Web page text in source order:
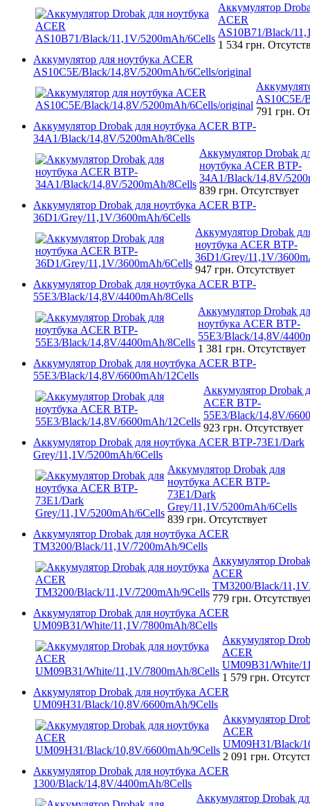
Аккумулятор
ACER
AS10B71/Black/
1 534 грн.
Аккумулятор для ноутбука ACER
AS10C5E/Black/14,8V/5200mAh/6Cells/original
AS10C5E/
791 грн.
Аккумулятор Drobak для ноутбука ACER BTP-
34A1/Black/14,8V/5200mAh/8Cells
Аккумулятор Drobak
ноутбука ACER BTP-
34A1/Black/14,8V/
839 грн. Отсутствует
Аккумулятор Drobak для ноутбука ACER BTP-
36D1/Grey/11,1V/3600mAh/6Cells
Аккумулятор Drobak
ноутбука ACER BTP-
36D1/Grey/11,1V/
947 грн. Отсутствует
Аккумулятор Drobak для ноутбука ACER BTP-
55E3/Black/14,8V/4400mAh/8Cells
Аккумулятор Drobak
ноутбука ACER BTP-
55E3/Black/14,8V/
1 381 грн. Отсутствует
Аккумулятор Drobak для ноутбука ACER BTP-
55E3/Black/14,8V/6600mAh/12Cells
Аккумулятор Drobak
ACER BTP-
55E3/Black/14,8V/
923 грн. Отсутствует
Аккумулятор Drobak для ноутбука ACER BTP-73E1/Dark
Grey/11,1V/5200mAh/6Cells
Аккумулятор Drobak для
ноутбука ACER BTP-
73E1/Dark
Grey/11,1V/5200mAh/6Cells
839 грн. Отсутствует
Аккумулятор Drobak для ноутбука ACER
TM3200/Black/11,1V/7200mAh/9Cells
Аккумулятор
ACER
TM3200/Black/
779 грн.
Аккумулятор Drobak для ноутбука ACER
UM09B31/White/11,1V/7800mAh/8Cells
Аккумулятор
ACER
UM09B31/White/
1 579 грн.
Аккумулятор Drobak для ноутбука ACER
UM09H31/Black/10,8V/6600mAh/9Cells
Аккумулятор
ACER
UM09H31/Black/
2 091 грн.
Аккумулятор Drobak для ноутбука ACER
1300/Black/14,8V/4400mAh/8Cells
Аккумулятор Drobak